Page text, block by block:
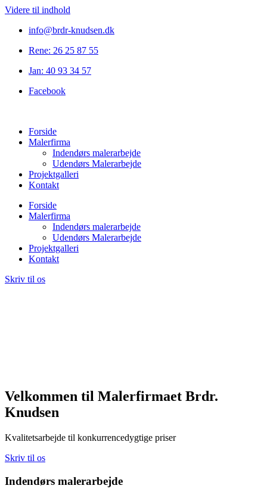
Videre til indhold
info@brdr-knudsen.dk
Rene: 26 25 87 55
Jan: 40 93 34 57
Facebook
Forside
Malerfirma
Indendørs malerarbejde
Udendørs Malerarbejde
Projektgalleri
Kontakt
Forside
Malerfirma
Indendørs malerarbejde
Udendørs Malerarbejde
Projektgalleri
Kontakt
Skriv til os
Velkommen til Malerfirmaet Brdr.
Knudsen
Kvalitetsarbejde til konkurrencedygtige priser
Skriv til os
Indendørs malerarbejde